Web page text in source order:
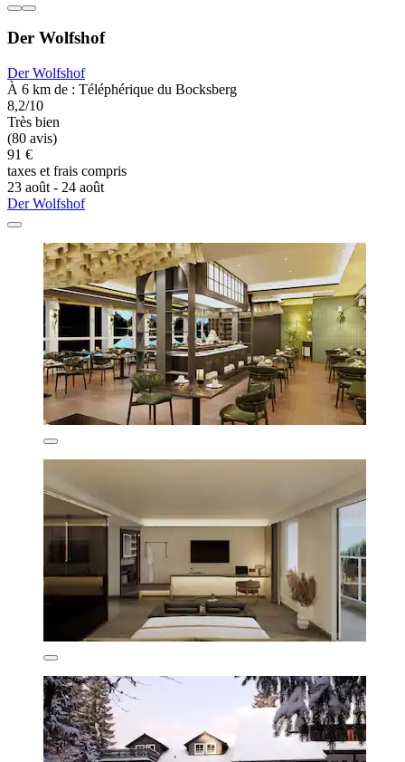
Der Wolfshof
Der Wolfshof
À 6 km de : Téléphérique du Bocksberg
8,2/10
Très bien
(80 avis)
91 €
taxes et frais compris
23 août - 24 août
Der Wolfshof